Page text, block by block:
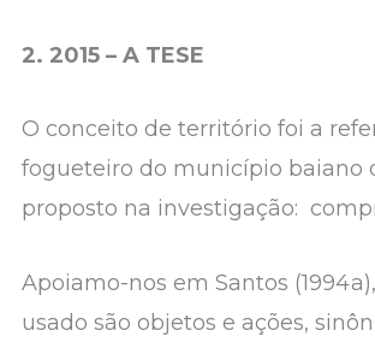
2. 2015 – A TESE
O conceito de território foi a
fogueteiro do município baiano
proposto na investigação:
Apoiamo-nos em Santos
usado são objetos e ações,